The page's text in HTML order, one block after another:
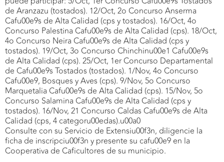
de Aranzazu (tostados). 12/Oct, 2o Concurso Anserma
Cafu00e9s de Alta Calidad (cps y tostados). 16/Oct, 4o
Concurso Palestina Cafu00e9s de Alta Calidad (cps). 18/Oct,
4o Concurso Neira Cafu00e9s de Alta Calidad (cps y
tostados). 19/Oct, 3o Concurso Chinchinu00e1 Cafu00e9s
de Alta Calidad (cps). 25/Oct, 1er Concurso Departamental
de Cafu00e9s Tostados (tostados). 1/Nov, 4o Concurso
Cafu00e9, Bosques y Aves (cps). 9/Nov, 5o Concurso
Marquetalia Cafu00e9s de Alta Calidad (cps). 15/Nov, 5o
Concurso Salamina Cafu00e9s de Alta Calidad (cps y
tostados). 16/Nov, 21 Concurso Caldas Cafu00e9s de Alta
Calidad (cps, 4 categoru00edas).u00a0
Consulte con su Servicio de Extensiu00f3n, diligencie la
ficha de inscripciu00f3n y presente su cafu00e9 en la
Cooperativa de Caficultores de su municipio.